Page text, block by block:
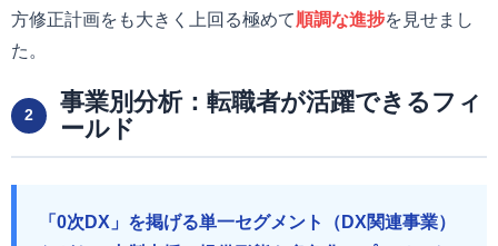
方修正計画をも大きく上回る極めて順調な進捗を見せまし
た。
2
事業別分析：転職者が活躍できるフィ
ールド
「0次DX」を掲げる単一セグメント（DX関連事業）